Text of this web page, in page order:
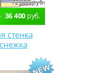
72 800 руб.
36 400руб.
стенка